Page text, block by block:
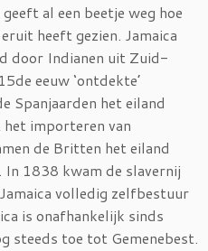
al een beetje weg hoe
heeft gezien. Jamaica
door Indianen uit Zuid-
eeuw ‘ontdekte’
Spanjaarden het eiland
het importeren van
de Britten het eiland
1838 kwam de slavernij
volledig zelfbestuur
is onafhankelijk sinds
steeds toe tot Gemenebest.